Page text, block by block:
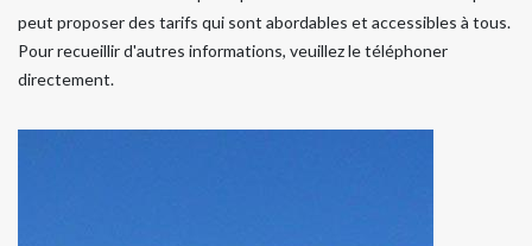
peut proposer des tarifs qui sont abordables et accessibles à tous.
Pour recueillir d'autres informations, veuillez le téléphoner
directement.